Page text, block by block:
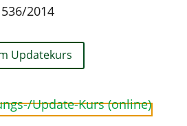
2014
Updatekurs